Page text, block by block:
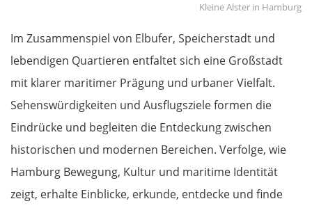
Kleine Alster in Hamburg
Im Zusammenspiel von Elbufer, Speicherstadt und
lebendigen Quartieren entfaltet sich eine Großstadt
mit klarer maritimer Prägung und urbaner Vielfalt.
Sehenswürdigkeiten und Ausflugsziele formen die
Eindrücke und begleiten die Entdeckung zwischen
historischen und modernen Bereichen. Verfolge, wie
Hamburg Bewegung, Kultur und maritime Identität
zeigt, erhalte Einblicke, erkunde, entdecke und finde